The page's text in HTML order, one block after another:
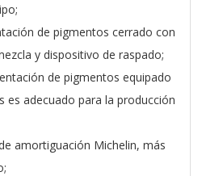
de pigmentos cerrado con
y dispositivo de raspado;
de pigmentos equipado
es adecuado para la producción
amortiguación Michelin, más